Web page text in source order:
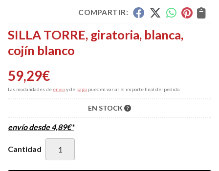
COMPARTIR:
SILLA TORRE, giratoria, blanca,
cojín blanco
59,29€
Las modalidades de envíoy de pago pueden variar el importe final del pedido.
EN STOCK
envío desde4,89€*
Cantidad